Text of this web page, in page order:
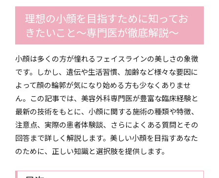
理想の小顔を目指すために知ってお
きたいこと〜専門医が徹底解説〜
小顔は多くの方が憧れるフェイスラインの美しさの象徴
です。しかし、遺伝や生活習慣、加齢など様々な要因に
よって顔の輪郭が気になり始める方も少なくありませ
ん。この記事では、美容外科専門医が豊富な臨床経験と
最新の技術をもとに、小顔に関する施術の種類や特徴、
注意点、実際の患者体験談、さらによくある質問とその
回答まで詳しく解説します。美しい小顔を目指すあなた
のために、正しい知識と選択肢を提供します。